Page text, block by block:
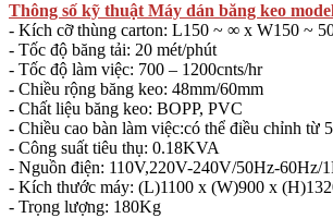
Thông số kỹ thuật Máy dán băng keo
- Kích cỡ thùng carton: L150 ~ ∞ x W150 ~
- Tốc độ băng tải: 20 mét/phút
- Tốc độ làm việc: 700 – 1200cnts/hr
- Chiều rộng băng keo: 48mm/60mm
- Chất liệu băng keo: BOPP, PVC
- Chiều cao bàn làm việc:có thể điều chỉnh từ
- Công suất tiêu thụ: 0.18KVA
- Nguồn điện: 110V,220V-240V/50Hz-60Hz/
- Kích thước máy: (L)1100 x (W)900 x
- Trọng lượng: 180Kg